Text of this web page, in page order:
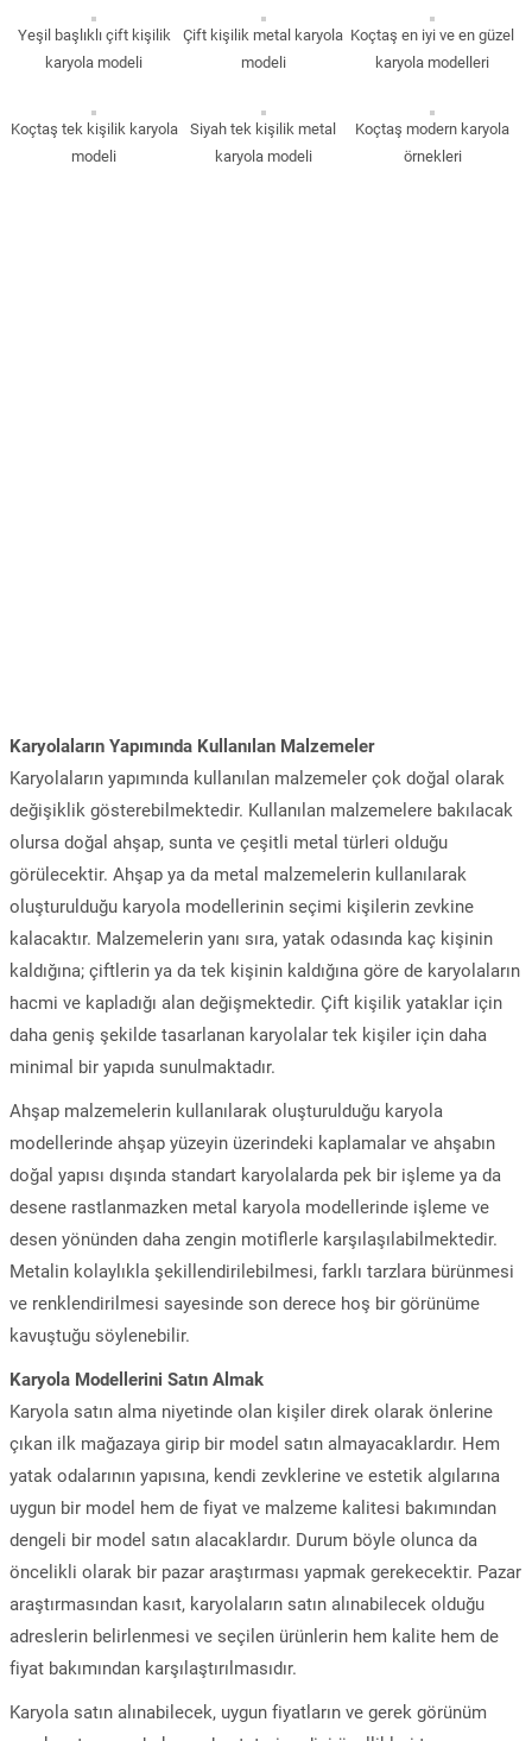
Yeşil başlıklı çift kişilik
karyola modeli
Çift kişilik metal karyola
modeli
Koçtaş en iyi ve en güzel
karyola modelleri
Koçtaş tek kişilik karyola
modeli
Siyah tek kişilik metal
karyola modeli
Koçtaş modern karyola
örnekleri
Karyolaların Yapımında Kullanılan Malzemeler
Karyolaların yapımında kullanılan malzemeler çok doğal olarak
değişiklik gösterebilmektedir. Kullanılan malzemelere bakılacak
olursa doğal ahşap, sunta ve çeşitli metal türleri olduğu
görülecektir. Ahşap ya da metal malzemelerin kullanılarak
oluşturulduğu karyola modellerinin seçimi kişilerin zevkine
kalacaktır. Malzemelerin yanı sıra, yatak odasında kaç kişinin
kaldığına; çiftlerin ya da tek kişinin kaldığına göre de karyolaların
hacmi ve kapladığı alan değişmektedir. Çift kişilik yataklar için
daha geniş şekilde tasarlanan karyolalar tek kişiler için daha
minimal bir yapıda sunulmaktadır.
Ahşap malzemelerin kullanılarak oluşturulduğu karyola
modellerinde ahşap yüzeyin üzerindeki kaplamalar ve ahşabın
doğal yapısı dışında standart karyolalarda pek bir işleme ya da
desene rastlanmazken metal karyola modellerinde işleme ve
desen yönünden daha zengin motiflerle karşılaşılabilmektedir.
Metalin kolaylıkla şekillendirilebilmesi, farklı tarzlara bürünmesi
ve renklendirilmesi sayesinde son derece hoş bir görünüme
kavuştuğu söylenebilir.
Karyola Modellerini Satın Almak
Karyola satın alma niyetinde olan kişiler direk olarak önlerine
çıkan ilk mağazaya girip bir model satın almayacaklardır. Hem
yatak odalarının yapısına, kendi zevklerine ve estetik algılarına
uygun bir model hem de fiyat ve malzeme kalitesi bakımından
dengeli bir model satın alacaklardır. Durum böyle olunca da
öncelikli olarak bir pazar araştırması yapmak gerekecektir. Pazar
araştırmasından kasıt, karyolaların satın alınabilecek olduğu
adreslerin belirlenmesi ve seçilen ürünlerin hem kalite hem de
fiyat bakımından karşılaştırılmasıdır.
Karyola satın alınabilecek, uygun fiyatların ve gerek görünüm